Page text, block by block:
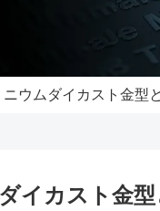
ウムダイカスト金型
イカスト金